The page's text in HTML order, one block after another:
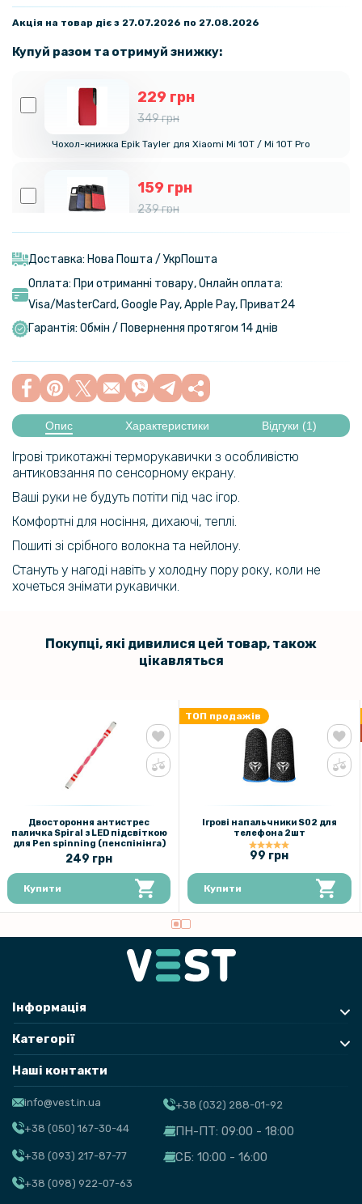
Акція на товар діє з 27.07.2026 по 27.08.2026
Купуй разом та отримуй знижку:
229 грн
349 грн
Чохол-книжка Epik Tayler для Xiaomi Mi 10T / Mi 10T Pro
159 грн
239 грн
Чохол-накладка Epik Delicate для Xiaomi Mi 10T / Mi 10T Pro / Redmi
114 грн
129 грн
Ігрові напальчники Memo для телефону 2шт, Black-Red
60 грн
79 грн
Напальчники Hoco GM4 Phantom Finger Cots для телефону, Black
Steel
144 грн
179 грн
USB Кабель для зарядки Hoco X76 4in1 (Type-C + Type-C + Lightning
+ Micro) 1m, 2A, Black
Доставка: Нова Пошта / УкрПошта
Оплата: При отриманні товару, Онлайн оплата:
Visa/MasterСard, Google Pay, Apple Pay, Приват24
Гарантія: Обмін / Повернення протягом 14 днів
Опис Характеристики Відгуки (1)
Ігрові трикотажні терморукавички з особливістю
антиковзання по сенсорному екрану.
Ваші руки не будуть потіти під час ігор.
Комфортні для носіння, дихаючі, теплі.
Пошиті зі срібного волокна та нейлону.
Стануть у нагоді навіть у холодну пору року, коли не
хочеться знімати рукавички.
Покупці, які дивилися цей товар, також
цікавляться
Двостороння антистрес
паличка Spiral з LED підсвіткою
для Pen spinning (пенспінінга)
249 грн
Купити
ТОП продажів
Ігрові напальчники S02 для
телефона 2шт
99 грн
Купити
Інформація
Категорії
Наші контакти
info@vest.in.ua
+38 (050) 167-30-44
+38 (093) 217-87-77
+38 (098) 922-07-63
+38 (032) 288-01-92
ПН-ПТ: 09:00 - 18:00
СБ: 10:00 - 16:00